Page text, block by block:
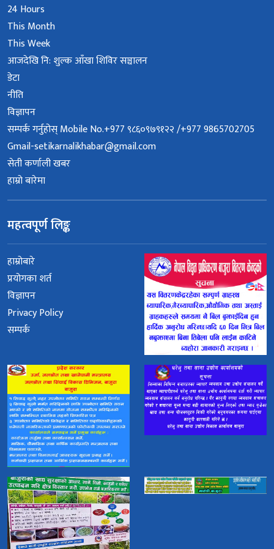
24 Hours
This Month
This Week
आजदेखि नि: शुल्क आँखा शिविर सञ्चालन
डेटा
नीति
विज्ञापन
सम्पर्क गर्नुहोस् Mobile No.+977 ९८६०९७९१२२ /+977 9865702705
Gmail-setikarnalikhabar@gmail.com
सेती कर्णाली खबर
हाम्रो बारेमा
महत्वपूर्ण लिङ्क
हाम्रोबारे
प्रयोगका शर्त
विज्ञापन
Privacy Policy
सम्पर्क